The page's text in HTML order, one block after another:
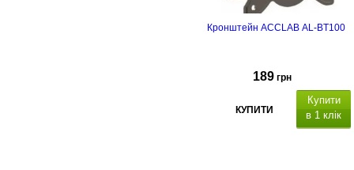
Кронштейн ACCLAB AL-BT100
189 грн
КУПИТИ
Купити
в 1 клік